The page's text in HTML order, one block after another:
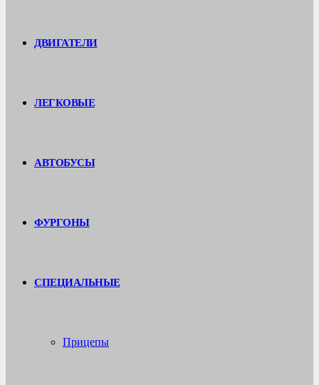
ДВИГАТЕЛИ
ЛЕГКОВЫЕ
АВТОБУСЫ
ФУРГОНЫ
СПЕЦИАЛЬНЫЕ
Прицепы